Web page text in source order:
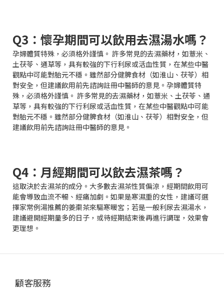
Q3：懷孕期間可以飲用去濕湯水嗎？
孕婦體質特殊，必須格外謹慎。 許多常見的去濕藥材，如薏米、
土茯苓、通草等，具有較強的下行利尿或活血性質，在某些中醫
觀點中可能對胎元不穩。雖然部分健脾食材（如淮山、茯苓）相
對安全，但建議飲用前先諮詢註冊中醫師的意見。孕婦體質特
殊，必須格外謹慎。 許多常見的去濕藥材，如薏米、土茯苓、通
草等，具有較強的下行利尿或活血性質，在某些中醫觀點中可能
對胎元不穩。雖然部分健脾食材（如淮山、茯苓）相對安全，但
建議飲用前先諮詢註冊中醫師的意見。
Q4：月經期間可以飲去濕茶嗎？
這取決於去濕茶的成分。大多數去濕茶性質偏涼，經期間飲用可
能會導致血流不暢、經痛加劇。如果是寒濕重的女性，建議可選
擇家常例湯推薦的姜棗茶來驅寒暖宮；若是一般利尿去濕湯水，
建議避開經期量多的日子，或待經期結束後再進行調理，效果會
更理想。
顧客服務